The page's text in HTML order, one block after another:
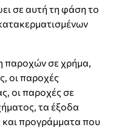
σε αυτή τη φάση το
παροχών σε χρήμα,
οι παροχές
οι παροχές σε
τα έξοδα
και προγράμματα που